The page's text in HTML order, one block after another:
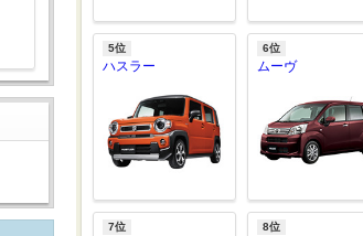
5位
ハスラー
6位
ムーヴ
7位 8位